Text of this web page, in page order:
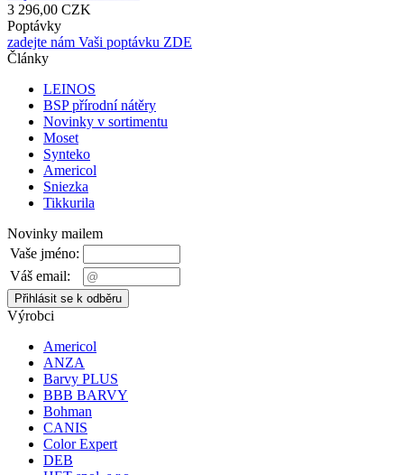
3 296,00 CZK
Poptávky
zadejte nám Vaši poptávku ZDE
Články
LEINOS
BSP přírodní nátěry
Novinky v sortimentu
Moset
Synteko
Americol
Sniezka
Tikkurila
Novinky mailem
Vaše jméno:
Váš email:
Výrobci
Americol
ANZA
Barvy PLUS
BBB BARVY
Bohman
CANIS
Color Expert
DEB